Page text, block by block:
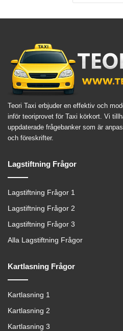
Teori Taxi erbjuder en effektiv och
inför teoriprovet för Taxi körkort. Vi
uppdaterade frågebanker som är
och föreskrifter.
Lagstiftning Frågor
Lagstiftning Frågor 1
Lagstiftning Frågor 2
Lagstiftning Frågor 3
Alla Lagstiftning Frågor
Kartlasning Frågor
Kartlasning 1
Kartlasning 2
Kartlasning 3